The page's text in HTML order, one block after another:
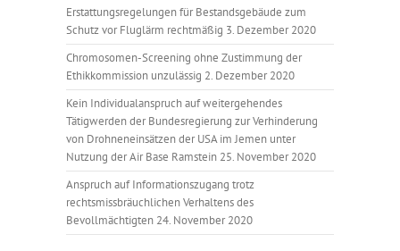
Erstattungsregelungen für Bestandsgebäude zum
Schutz vor Fluglärm rechtmäßig 3. Dezember 2020
Chromosomen-Screening ohne Zustimmung der
Ethikkommission unzulässig 2. Dezember 2020
Kein Individualanspruch auf weitergehendes
Tätigwerden der Bundesregierung zur Verhinderung
von Drohneneinsätzen der USA im Jemen unter
Nutzung der Air Base Ramstein 25. November 2020
Anspruch auf Informationszugang trotz
rechtsmissbräuchlichen Verhaltens des
Bevollmächtigten 24. November 2020